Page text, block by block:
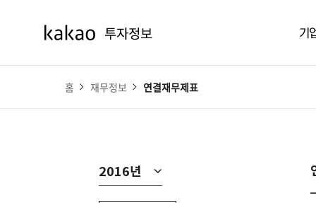
기
홈 재무정보 연결재무제표
2016년